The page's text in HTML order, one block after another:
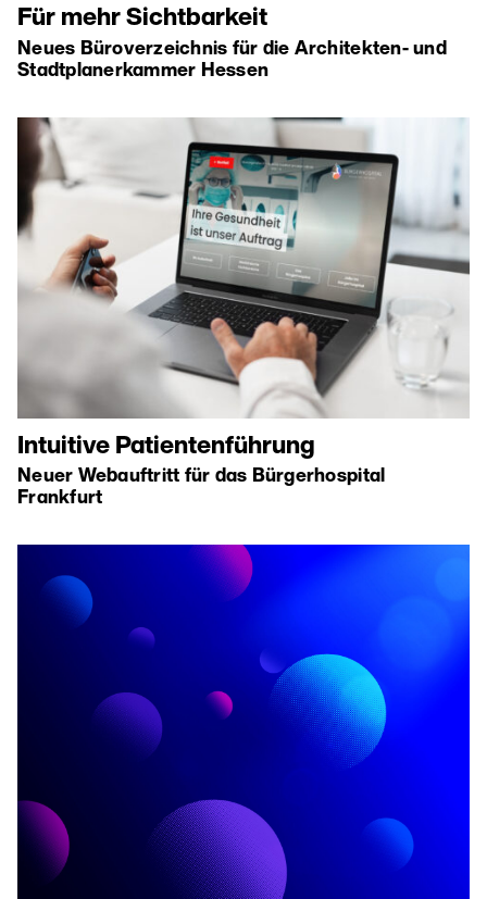
Für mehr Sichtbarkeit
Neues Büroverzeichnis für die Architekten- und
Stadtplanerkammer Hessen
Intuitive Patientenführung
Neuer Webauftritt für das Bürgerhospital
Frankfurt